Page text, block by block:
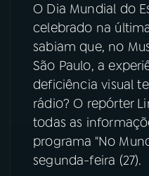
07ÚLTIMAS
08 FESTIVAL DE
ACOMPANHE A RÁDIO
YouTube
O Dia Mundial do
celebrado na
sabiam que, no
São Paulo, a
deficiência visual
rádio? O repórter
todas as
programa "No
segunda-feira (27).